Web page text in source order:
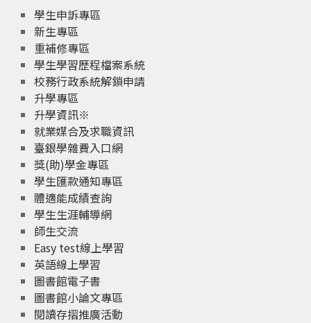
學生申訴專區
新生專區
重補修專區
學生學習歷程檔案系統
校務行政系統解鎖申請
升學專區
升學資訊※
就業媒合及求職資訊
臺銀學雜費入口網
獎(助)學金專區
學生匯款通知專區
體適能成績查詢
學生生涯輔導網
師生交流
Easy test線上學習
英語線上學習
圖書館電子書
圖書館小論文專區
閱讀存摺推廣活動